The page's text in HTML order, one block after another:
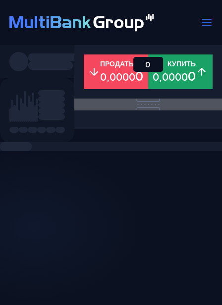
Все Форекс Металлы
ПРОДАТЬ
0,00000
КУПИТЬ
0,00000
0